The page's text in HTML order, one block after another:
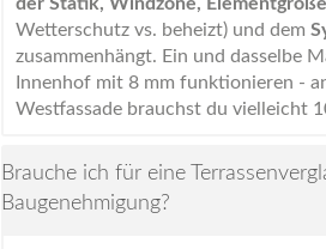
Wetterschutz vs. beheizt) und dem
zusammenhängt. Ein und dasselbe
Innenhof mit 8 mm funktionieren -
Westfassade brauchst du vielleicht
Brauche ich für eine
Baugenehmigung?